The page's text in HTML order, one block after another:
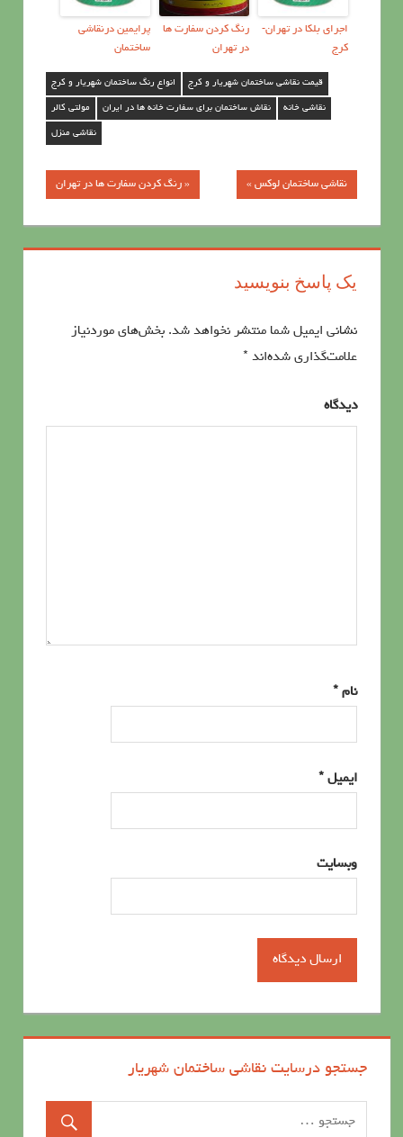
اجرای بلکا در تهران-
کرج
رنگ کردن سفارت ها
در تهران
پرايمين درنقاشي
ساختمان
انواع رنگ ساختمان شهریار و کرج قیمت نقاشی ساختمان شهریار و کرج
مولتي كالر نقاش ساختمان برای سفارت خانه ها در ایران نقاشی خانه
نقاشی منزل
نوشته‌ها
« رنگ کردن سفارت ها در تهران نقاشی ساختمان لوکس »
یک پاسخ بنویسید
نشانی ایمیل شما منتشر نخواهد شد. بخش‌های موردنیاز
علامت‌گذاری شده‌اند *
دیدگاه
نام *
ایمیل *
وبسایت
جستجو درسایت نقاشی ساختمان شهریار